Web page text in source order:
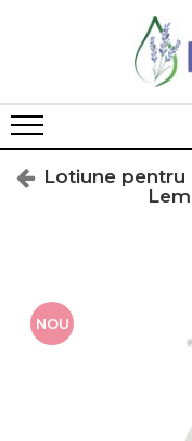
Lotiune pentru
NOU